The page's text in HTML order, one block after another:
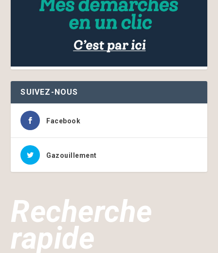
SUIVEZ-NOUS
Facebook
Gazouillement
Recherche
rapide